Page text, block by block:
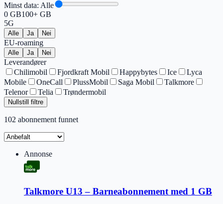
Minst data: Alle
0 GB100+ GB
5G
Alle Ja Nei
EU-roaming
Alle Ja Nei
Leverandører
Chilimobil
Fjordkraft Mobil Happybytes Ice
Lyca
Mobile
OneCall PlussMobil Saga Mobil
Talkmore
Telenor
Telia Trøndermobil
Nullstill filtre
102 abonnement funnet
Annonse
Talkmore U13 – Barneabonnement med 1 GB